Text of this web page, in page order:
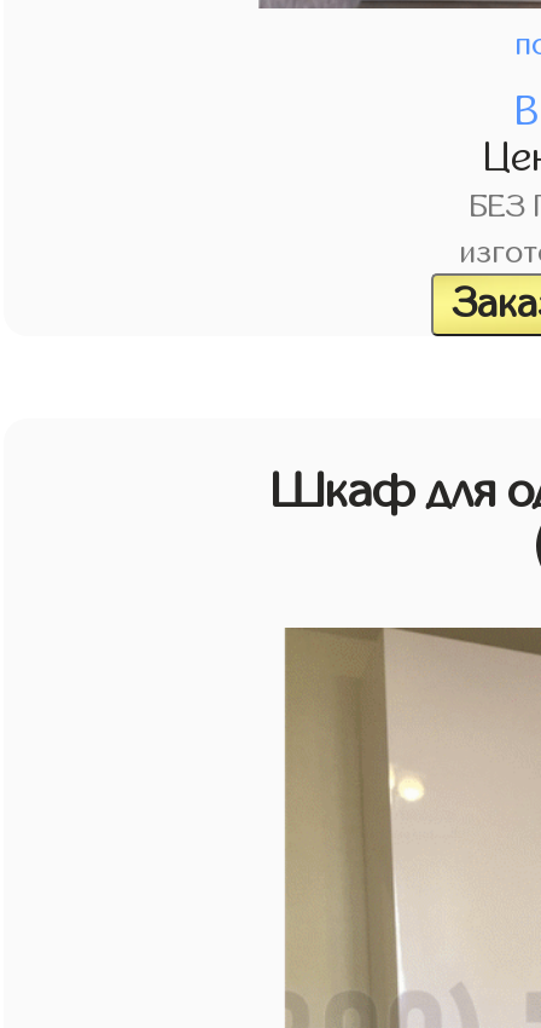
БЕЗ
Шкаф для